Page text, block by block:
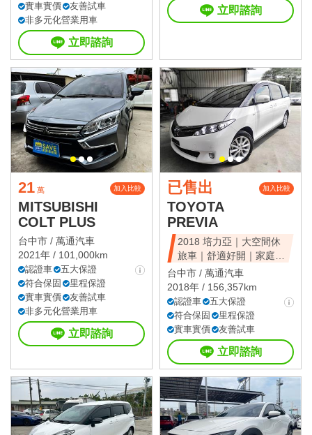
實車實價
友善試車
非多元化營業用車
立即諮詢
立即諮詢
21 萬 加入比較
MITSUBISHI
COLT PLUS
台中市 / 萬通汽車
2021年 / 101,000km
認證車
五大保證
符合保固
里程保證
實車實價
友善試車
非多元化營業用車
立即諮詢
已售出 加入比較
TOYOTA
PREVIA
2018 培力亞｜大空間休
旅車｜舒適好開｜家庭首
選｜可全額貸
台中市 / 萬通汽車
2018年 / 156,357km
認證車
五大保證
符合保固
里程保證
實車實價
友善試車
立即諮詢